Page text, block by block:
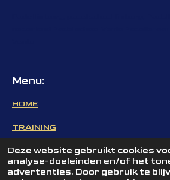
Deze website gebruikt cookies
analyse-doeleinden en/of het
advertenties. Door gebruik te
Menu:
HOME
TRAINING
EVENTS